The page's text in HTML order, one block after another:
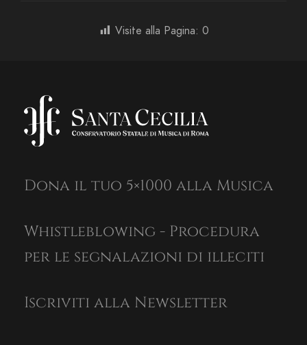
Visite alla Pagina: 0
Dona il tuo 5×1000 alla Musica
Whistleblowing - Procedura
per le segnalazioni di illeciti
Iscriviti alla Newsletter